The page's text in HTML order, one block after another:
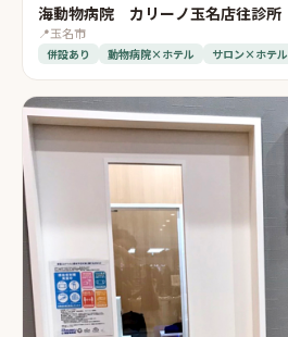
海動物病院 カリーノ玉名店往診所
📍玉名市
併設あり 動物病院×ホテル サロン×ホテル